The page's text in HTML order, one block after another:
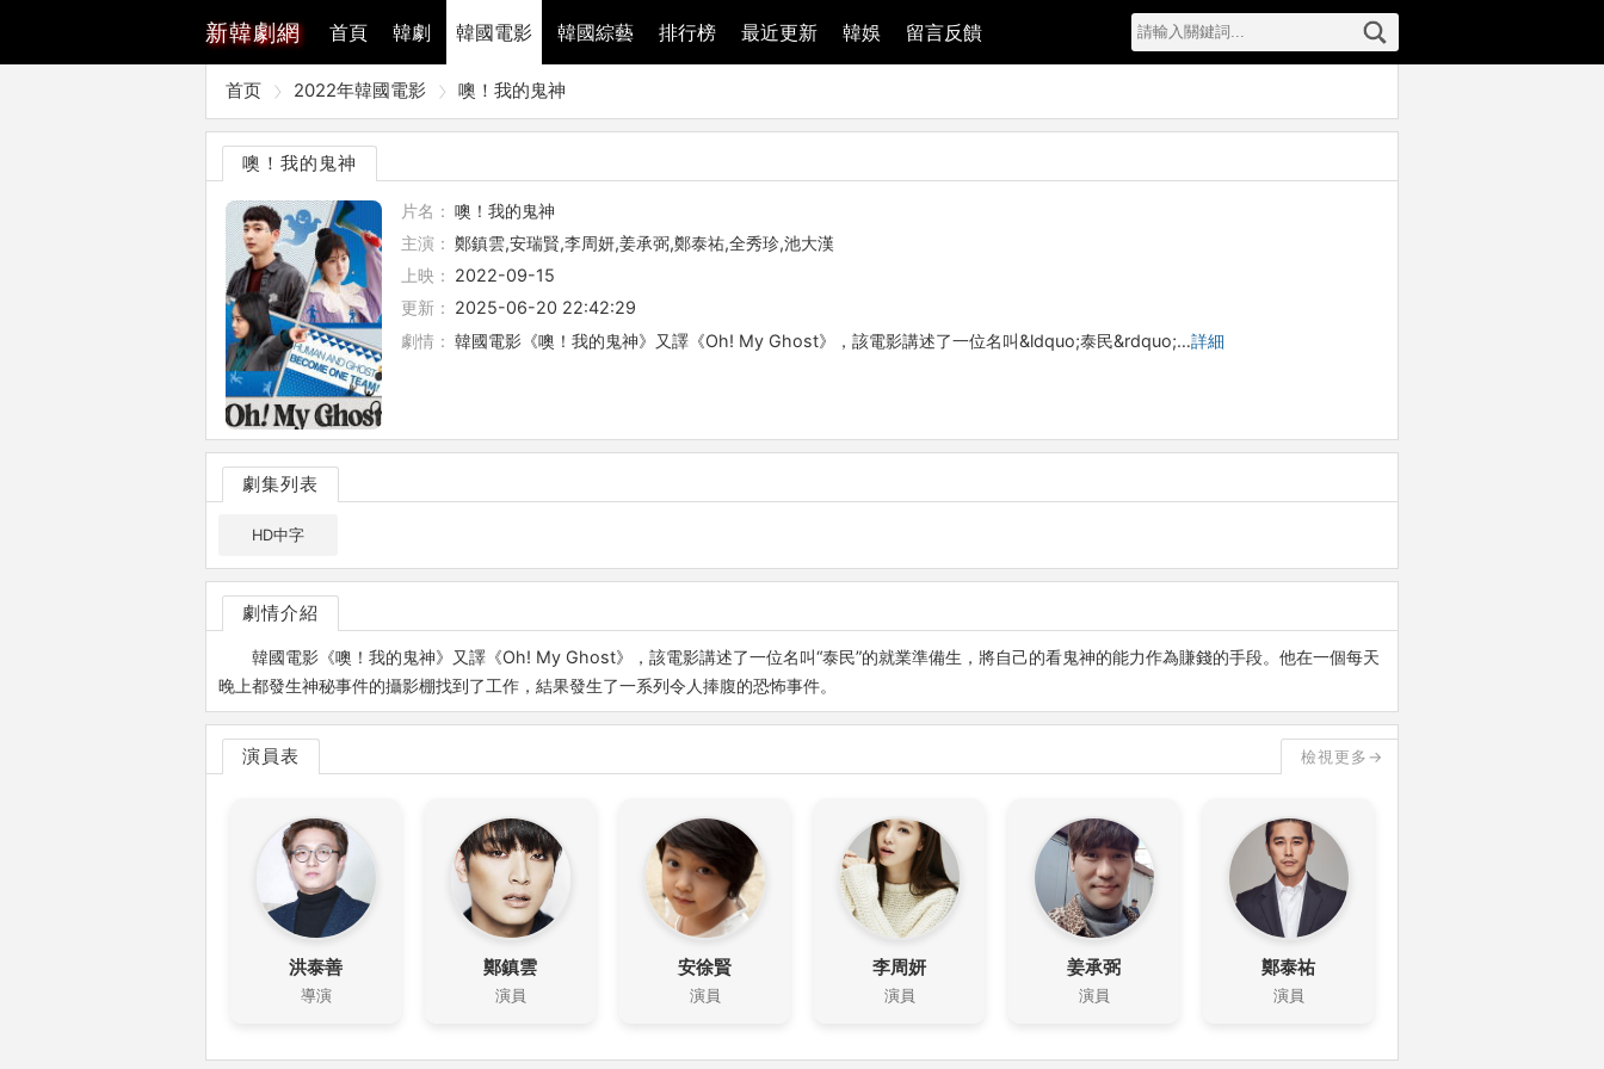
新韓劇網 首頁 韓劇 韓國電影 韓國綜藝 排行榜 最近更新 韓娛 留言反饋
首页 2022年韓國電影 噢！我的鬼神
噢！我的鬼神
片名： 噢！我的鬼神
主演： 鄭鎮雲,安瑞賢,李周妍,姜承弼,鄭泰祐,全秀珍,池大漢
上映： 2022-09-15
更新： 2025-06-20 22:42:29
劇情： 韓國電影《噢！我的鬼神》又譯《Oh! My Ghost》，該電影講述了一位名叫&ldquo;泰民&rdquo;…詳細
劇集列表
HD中字
劇情介紹
韓國電影《噢！我的鬼神》又譯《Oh! My Ghost》，該電影講述了一位名叫“泰民”的就業準備生，將自己的看鬼神的能力作為賺錢的手段。他在一個每天
晚上都發生神秘事件的攝影棚找到了工作，結果發生了一系列令人捧腹的恐怖事件。
演員表 檢視更多→
洪泰善
導演
鄭鎮雲
演員
安徐賢
演員
李周妍
演員
姜承弼
演員
鄭泰祐
演員